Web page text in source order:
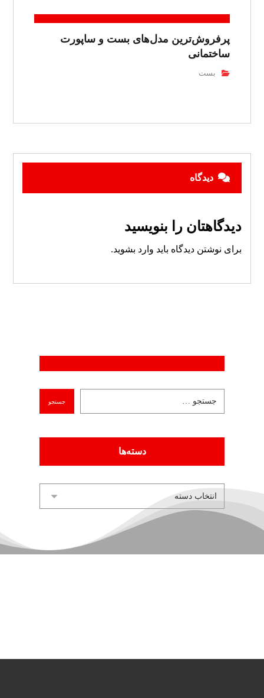
پرفروش‌ترین مدل‌های بست و ساپورت
ساختمانی
بست
دیدگاه
دیدگاهتان را بنویسید
برای نوشتن دیدگاه باید وارد بشوید.
دسته‌ها